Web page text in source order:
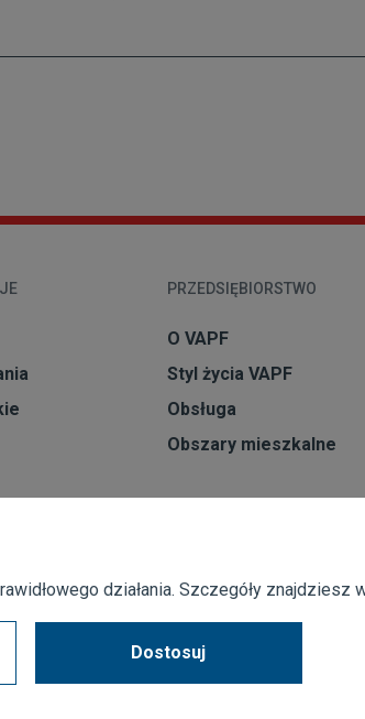
PRZEDSIĘBIORSTWO
O VAPF
Styl życia VAPF
Obsługa
Obszary mieszkalne
działania. Szczegóły znajdziesz
Dostosuj